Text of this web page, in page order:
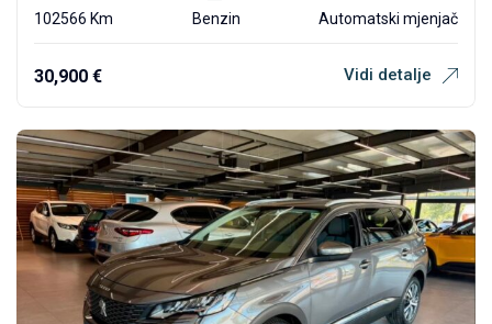
102566 Km Benzin Automatski mjenjač
30,900 € Vidi detalje